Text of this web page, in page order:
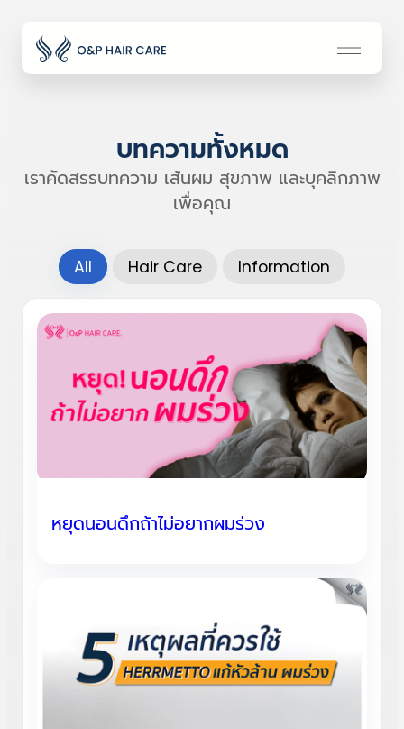
บทความทั้งหมด
เราคัดสรรบทความ เส้นผม สุขภาพ และบุคลิกภาพ
เพื่อคุณ
All Hair Care Information
หยุดนอนดึกถ้าไม่อยากผมร่วง